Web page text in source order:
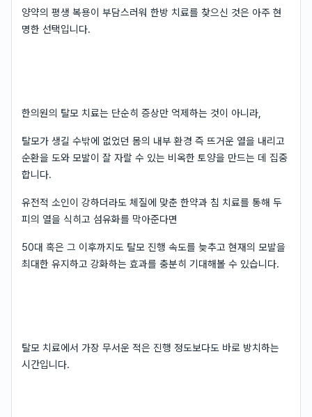
양약의 평생 복용이 부담스러워 한방 치료를 찾으신 것은 아주 현
명한 선택입니다.
한의원의 탈모 치료는 단순히 증상만 억제하는 것이 아니라,
탈모가 생길 수밖에 없었던 몸의 내부 환경 즉 뜨거운 열을 내리고
순환을 도와 모발이 잘 자랄 수 있는 비옥한 토양을 만드는 데 집중
합니다.
유전적 소인이 강하더라도 체질에 맞춘 한약과 침 치료를 통해 두
피의 열을 식히고 섬유화를 막아준다면
50대 혹은 그 이후까지도 탈모 진행 속도를 늦추고 현재의 모발을
최대한 유지하고 강화하는 효과를 충분히 기대해볼 수 있습니다.
탈모 치료에서 가장 무서운 적은 진행 정도보다도 바로 방치하는
시간입니다.